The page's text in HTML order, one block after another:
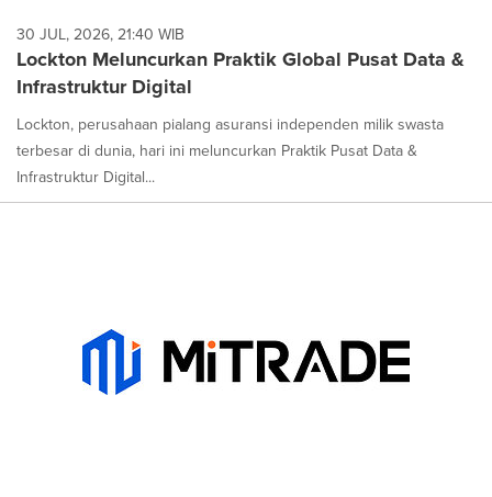
30 JUL, 2026, 21:40 WIB
Lockton Meluncurkan Praktik Global Pusat Data &
Infrastruktur Digital
Lockton, perusahaan pialang asuransi independen milik swasta
terbesar di dunia, hari ini meluncurkan Praktik Pusat Data &
Infrastruktur Digital...